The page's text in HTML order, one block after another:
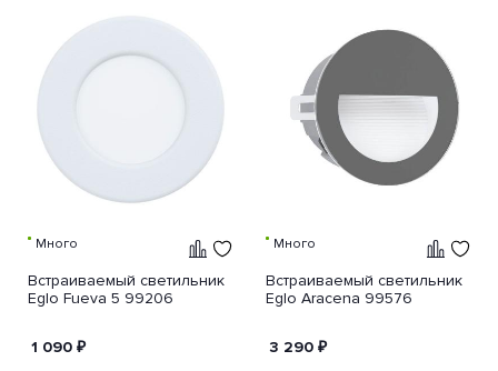
Много
Встраиваемый светильник
Eglo Fueva 5 99206
1 090 ₽
Много
Встраиваемый светильник
Eglo Aracena 99576
3 290 ₽